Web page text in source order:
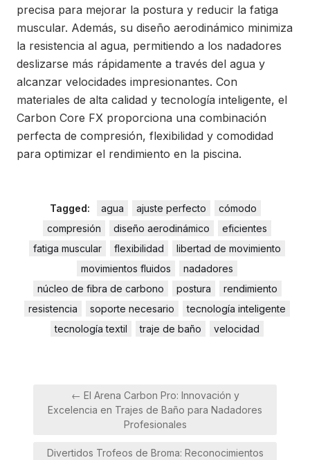
precisa para mejorar la postura y reducir la fatiga
muscular. Además, su diseño aerodinámico minimiza
la resistencia al agua, permitiendo a los nadadores
deslizarse más rápidamente a través del agua y
alcanzar velocidades impresionantes. Con
materiales de alta calidad y tecnología inteligente, el
Carbon Core FX proporciona una combinación
perfecta de compresión, flexibilidad y comodidad
para optimizar el rendimiento en la piscina.
Tagged: agua ajuste perfecto
cómodo
compresión
diseño aerodinámico
eficientes
fatiga muscular
flexibilidad
libertad de movimiento
movimientos fluidos
nadadores
núcleo de fibra de carbono
postura
rendimiento
resistencia
soporte necesario
tecnología inteligente
tecnología textil
traje de baño velocidad
Navegación
← El Arena Carbon Pro: Innovación y
Excelencia en Trajes de Baño para Nadadores
Profesionales
Divertidos Trofeos de Broma: Reconocimientos